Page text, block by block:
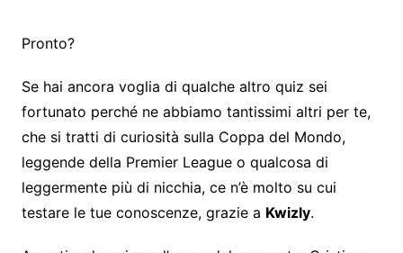
Pronto?
Se hai ancora voglia di qualche altro quiz sei
fortunato perché ne abbiamo tantissimi altri per te,
che si tratti di curiosità sulla Coppa del Mondo,
leggende della Premier League o qualcosa di
leggermente più di nicchia, ce n’è molto su cui
testare le tue conoscenze, grazie a Kwizly.